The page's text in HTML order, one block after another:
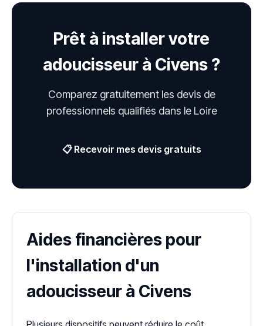
Prêt à installer votre
adoucisseur à Civens ?
Comparez gratuitement les devis de
professionnels qualifiés dans le Loire
📋 Recevoir mes devis gratuits
Aides financières pour
l'installation d'un
adoucisseur à Civens